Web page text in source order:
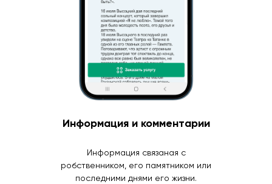
Информация и комментарии
Информация связаная с
робственником, его памятником или
последними днями его жизни.